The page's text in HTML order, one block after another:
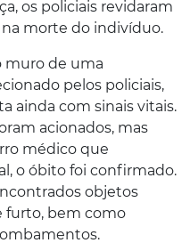
os policiais revidaram
morte do indivíduo.
muro de uma
pelos policiais,
ainda com sinais vitais.
acionados, mas
médico que
o óbito foi confirmado.
objetos
furto, bem como